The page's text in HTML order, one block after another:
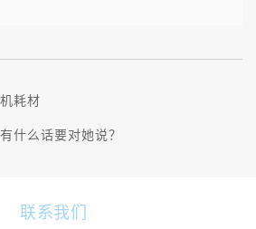
耗材
什么话要对她说？
联系我们